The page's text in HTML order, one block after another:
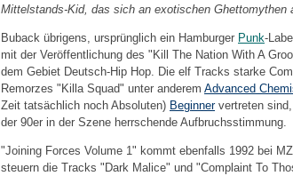
Mittelstands-Kid, das sich an exotischen Ghettomythen
Buback übrigens, ursprünglich ein Hamburger Punk-
mit der Veröffentlichung des "Kill The Nation With A
dem Gebiet Deutsch-Hip Hop. Die elf Tracks starke
Remorzes "Killa Squad" unter anderem Advanced
Zeit tatsächlich noch Absoluten) Beginnervertreten sind,
der 90er in der Szene herrschende Aufbruchsstimmung.
"Joining Forces Volume 1" kommt ebenfalls 1992 bei
steuern die Tracks "Dark Malice" und "Complaint To